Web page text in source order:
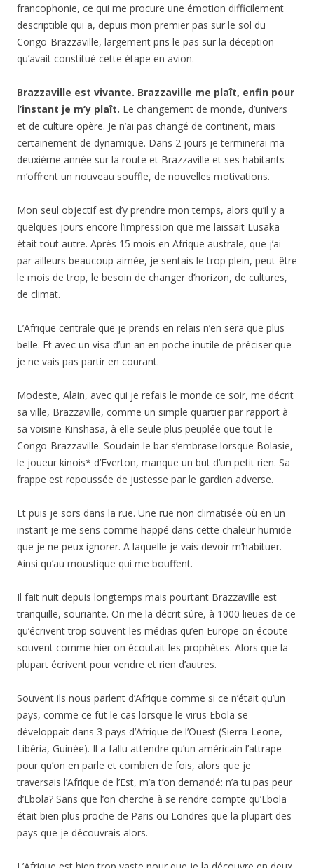
francophonie, ce qui me procure une émotion difficilement
descriptible qui a, depuis mon premier pas sur le sol du
Congo-Brazzaville, largement pris le pas sur la déception
qu’avait constitué cette étape en avion.
Brazzaville est vivante. Brazzaville me plaît, enfin pour
l’instant je m’y plaît. Le changement de monde, d’univers
et de culture opère. Je n’ai pas changé de continent, mais
certainement de dynamique. Dans 2 jours je terminerai ma
deuxième année sur la route et Brazzaville et ses habitants
m’offrent un nouveau souffle, de nouvelles motivations.
Mon seul objectif est d’y prendre mon temps, alors qu’il y a
quelques jours encore l’impression que me laissait Lusaka
était tout autre. Après 15 mois en Afrique australe, que j’ai
par ailleurs beaucoup aimée, je sentais le trop plein, peut-être
le mois de trop, le besoin de changer d’horizon, de cultures,
de climat.
L’Afrique centrale que je prends en relais n’en sera que plus
belle. Et avec un visa d’un an en poche inutile de préciser que
je ne vais pas partir en courant.
Modeste, Alain, avec qui je refais le monde ce soir, me décrit
sa ville, Brazzaville, comme un simple quartier par rapport à
sa voisine Kinshasa, à elle seule plus peuplée que tout le
Congo-Brazzaville. Soudain le bar s’embrase lorsque Bolasie,
le joueur kinois* d’Everton, manque un but d’un petit rien. Sa
frappe est repoussée de justesse par le gardien adverse.
Et puis je sors dans la rue. Une rue non climatisée où en un
instant je me sens comme happé dans cette chaleur humide
que je ne peux ignorer. A laquelle je vais devoir m’habituer.
Ainsi qu’au moustique qui me bouffent.
Il fait nuit depuis longtemps mais pourtant Brazzaville est
tranquille, souriante. On me la décrit sûre, à 1000 lieues de ce
qu’écrivent trop souvent les médias qu’en Europe on écoute
souvent comme hier on écoutait les prophètes. Alors que la
plupart écrivent pour vendre et rien d’autres.
Souvent ils nous parlent d’Afrique comme si ce n’était qu’un
pays, comme ce fut le cas lorsque le virus Ebola se
développait dans 3 pays d’Afrique de l’Ouest (Sierra-Leone,
Libéria, Guinée). Il a fallu attendre qu’un américain l’attrape
pour qu’on en parle et combien de fois, alors que je
traversais l’Afrique de l’Est, m’a t’on demandé: n’a tu pas peur
d’Ebola? Sans que l’on cherche à se rendre compte qu’Ebola
était bien plus proche de Paris ou Londres que la plupart des
pays que je découvrais alors.